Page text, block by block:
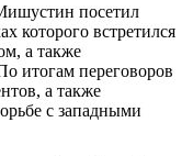
посетил
которого встретился
а также
итогам переговоров
а также
с западными